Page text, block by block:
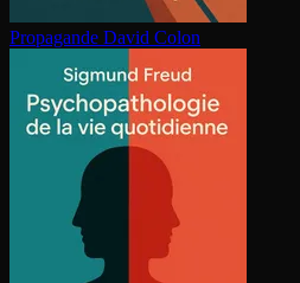
Propagande David Colon